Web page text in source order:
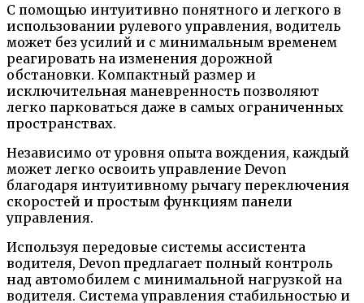
С помощью интуитивно понятного и легкого в
использовании рулевого управления, водитель
может без усилий и с минимальным временем
реагировать на изменения дорожной
обстановки. Компактный размер и
исключительная маневренность позволяют
легко парковаться даже в самых ограниченных
пространствах.
Независимо от уровня опыта вождения, каждый
может легко освоить управление Devon
благодаря интуитивному рычагу переключения
скоростей и простым функциям панели
управления.
Используя передовые системы ассистента
водителя, Devon предлагает полный контроль
над автомобилем с минимальной нагрузкой на
водителя. Система управления стабильностью и